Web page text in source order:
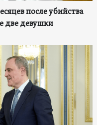
после убийства
две девушки